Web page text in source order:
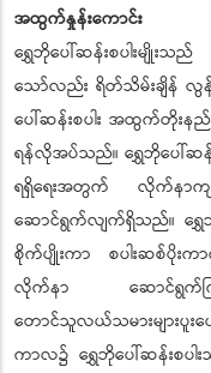
အထွက်နှုန်းကောင်း
ရွှေဘိုပေါ်ဆန်းစပါးမျိုး
သော်လည်း ရိတ်သိမ်းချိန် လွန်စွ
ပေါ်ဆန်းစပါး အထွက်တိုးန
ရန်လိုအပ်သည်။ ရွှေဘိုပေါ်ဆန်
ရရှိရေးအတွက် လိုက်နာက
ဆောင်ရွက်လျက်ရှိသည်။ ရွှေ
စိုက်ပျိုးကာ စပါးဆစ်ပိုး
လိုက်နာ ဆောင်ရွက်ကြ
တောင်သူလယ်သမားများပူး
ကာလ၌ ရွှေဘိုပေါ်ဆန်းစပ